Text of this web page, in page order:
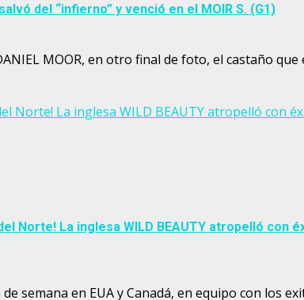
del “infierno” y venció en el MOIR S. (G1)
MOOR, en otro final de foto, el castaño
Norte! La inglesa WILD BEAUTY atropelló con
Norte! La inglesa WILD BEAUTY atropelló con
semana en EUA y Canadá, en equipo con los